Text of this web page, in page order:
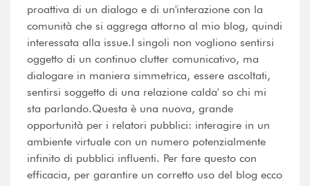
proattiva di un dialogo e di un'interazione con la
comunità che si aggrega attorno al mio blog, quindi
interessata alla issue.I singoli non vogliono sentirsi
oggetto di un continuo clutter comunicativo, ma
dialogare in maniera simmetrica, essere ascoltati,
sentirsi soggetto di una relazione calda' so chi mi
sta parlando.Questa è una nuova, grande
opportunità per i relatori pubblici: interagire in un
ambiente virtuale con un numero potenzialmente
infinito di pubblici influenti. Per fare questo con
efficacia, per garantire un corretto uso del blog ecco